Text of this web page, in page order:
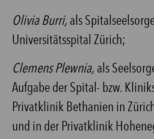
Olivia Burri, als
Universitätsspital Zürich;
Clemens Plewnia, als
Aufgabe der Spital- bzw.
Privatklinik Bethanien in
und in der Privatklinik